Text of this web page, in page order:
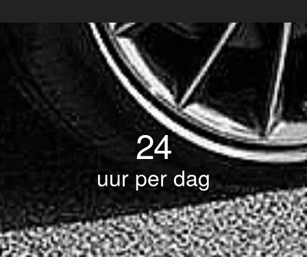
24
uur per dag